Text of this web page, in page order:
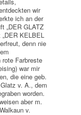
wir
ich an der
„DER GLATZ
KELBEL
denn nie
rote Farbreste
war mir
die eine geb.
v. A., dem
worden.
aber m.
v.